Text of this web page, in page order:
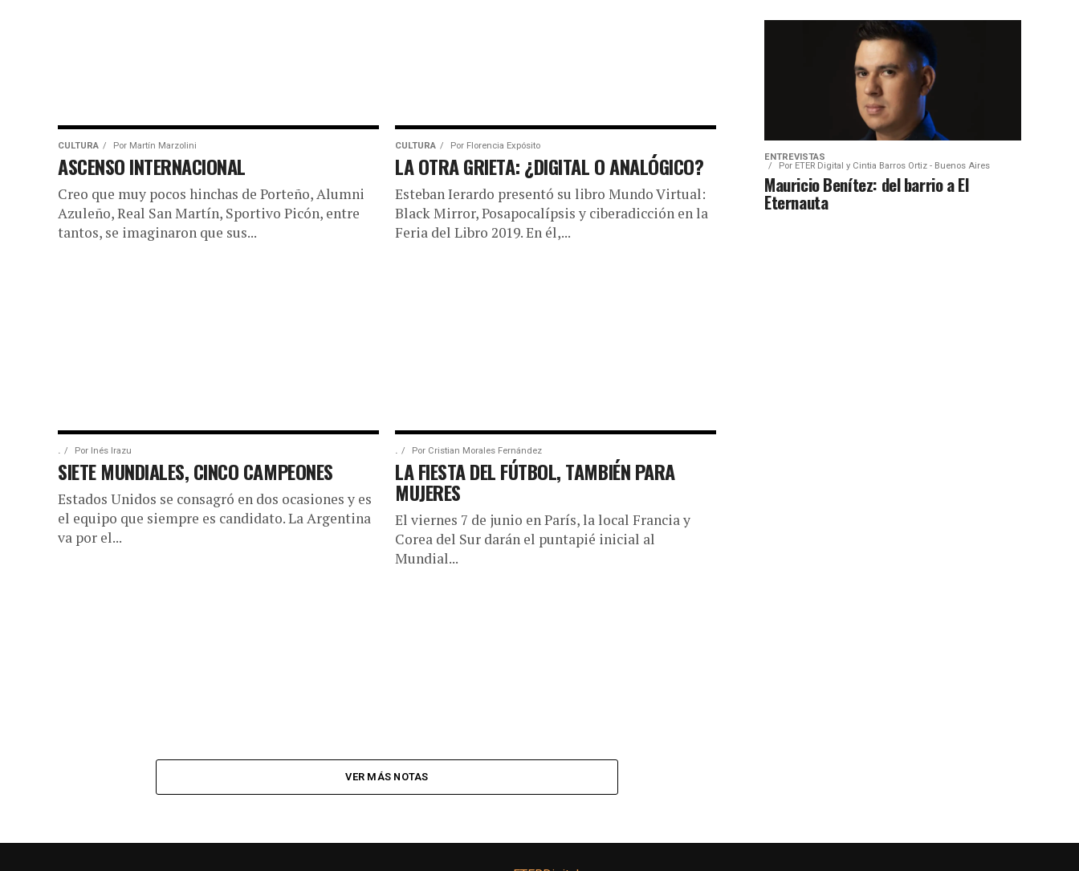
CULTURA Por Martín Marzolini
ASCENSO INTERNACIONAL
Creo que muy pocos hinchas de Porteño, Alumni
Azuleño, Real San Martín, Sportivo Picón, entre
tantos, se imaginaron que sus...
CULTURA Por Florencia Expósito
LA OTRA GRIETA: ¿DIGITAL O ANALÓGICO?
Esteban Ierardo presentó su libro Mundo Virtual:
Black Mirror, Posapocalípsis y ciberadicción en la
Feria del Libro 2019. En él,...
. Por Inés Irazu
SIETE MUNDIALES, CINCO CAMPEONES
Estados Unidos se consagró en dos ocasiones y es
el equipo que siempre es candidato. La Argentina
va por el...
. Por Cristian Morales Fernández
LA FIESTA DEL FÚTBOL, TAMBIÉN PARA
MUJERES
El viernes 7 de junio en París, la local Francia y
Corea del Sur darán el puntapié inicial al
Mundial...
VER MÁS NOTAS
ENTREVISTAS
Por ETER Digital y Cintia Barros Ortiz - Buenos Aires
Mauricio Benítez: del barrio a El
Eternauta